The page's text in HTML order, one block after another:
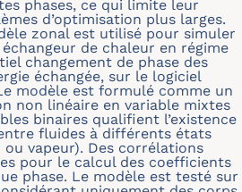
phases, ce qui limite leur
d’optimisation plus larges.
zonal est utilisé pour simuler
de chaleur en régime
changement de phase des
échangée, sur le logiciel
modèle est formulé comme un
non linéaire en variable mixtes
binaires qualifient l’existence
entre fluides à différents états
vapeur). Des corrélations
pour le calcul des coefficients
phase. Le modèle est testé sur